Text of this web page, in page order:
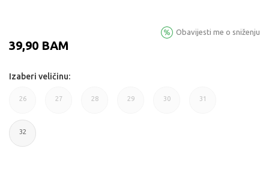
39,90 BAM
Obavijesti me o sniženju
Izaberi veličinu:
26 27 28 29 30 31
32